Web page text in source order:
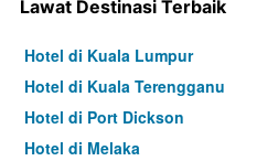
Lawat Destinasi Terbaik
Hotel di Kuala Lumpur
Hotel di Kuala Terengganu
Hotel di Port Dickson
Hotel di Melaka